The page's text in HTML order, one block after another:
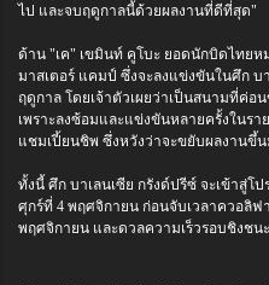
ไป และจบฤดูกาลนี้ด้วยผลงานที่ดีที่สุด"
ด้าน "เค" เขมินท์ คูโบะ ยอดนักบิดไทยห
มาสเตอร์ แคมป์ ซึ่งจะลงแข่งขันในศึก บ
ฤดูกาล โดยเจ้าตัวเผยว่าเป็นสนามที่ค่
เพราะลงซ้อมและแข่งขันหลายครั้งในรา
แชมเปี้ยนชิพ ซึ่งหวังว่าจะขยับผลงานขึ้
ทั้งนี้ ศึก บาเลนเซีย กรังด์ปรีซ์ จะเข้าสู่โ
ศุกร์ที่ 4 พฤศจิกายน ก่อนจับเวลาควอลิฟ
พฤศจิกายน และดวลความเร็วรอบชิงช